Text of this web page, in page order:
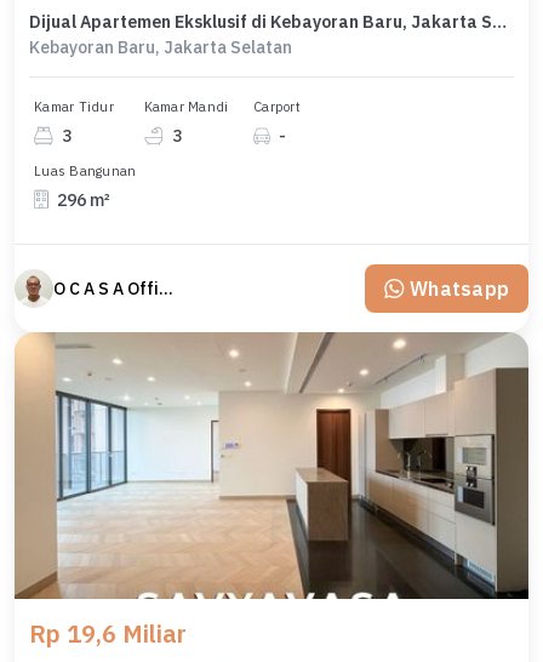
Dijual Apartemen Eksklusif di Kebayoran Baru, Jakarta Selatan, LB 296m²
Kebayoran Baru, Jakarta Selatan
Kamar Tidur
3
Kamar Mandi
3
Carport
-
Luas Bangunan
296 m²
O C A S A Official property perfected Whatsapp
Rp 19,6 Miliar